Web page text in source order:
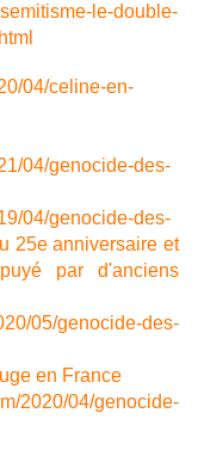
le-double-
04/celine-en-
04/genocide-des-
04/genocide-des-
25e anniversaire et
par d'anciens
05/genocide-des-
en France
2020/04/genocide-